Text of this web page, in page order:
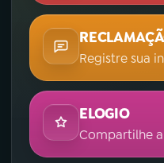
Registre sua
ELOGIO
Compartilhe